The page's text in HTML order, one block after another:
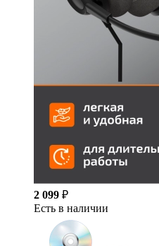
2 099 ₽
Есть в наличии